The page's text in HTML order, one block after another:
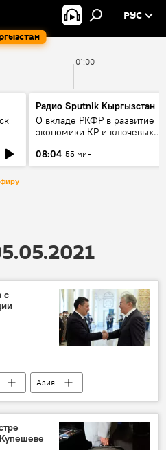
РУС
01:00
Радио Sputnik Кыргызстан
О вкладе РКФР в развитие
экономики КР и ключевых
08:04 55 мин
с
Азия
Садыр Жапаров